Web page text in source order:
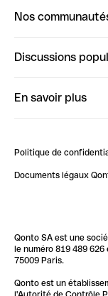
Nos
ClubQonto
Discussions
Impact de l'IA sur
En savoir plus
Blog
Newsroom
Glossaire finance
Politique de
Documents légaux
Qonto SA est une
le numéro 819 489
75009 Paris.
Qonto est un